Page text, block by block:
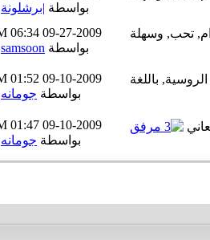
بواسطة |برشلونة
09-27-2009
06:34 PM
بواسطة samsoon
09-10-2009
01:52 PM
بواسطة جومانه
09-10-2009
01:47 PM
بواسطة جومانه